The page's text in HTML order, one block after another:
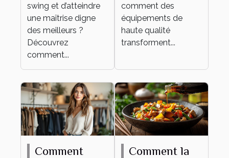
swing et d’atteindre
une maîtrise digne
des meilleurs ?
Découvrez
comment...
comment des
équipements de
haute qualité
transforment...
Comment
Comment la